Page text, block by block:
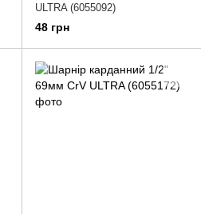
ULTRA (6055092)
48 грн